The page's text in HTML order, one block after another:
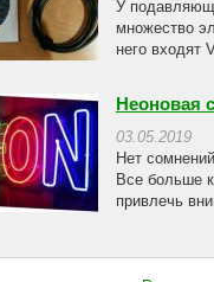
У
множество
него входят
Неоновая
03.05.2019
Нет
Все больше
привлечь